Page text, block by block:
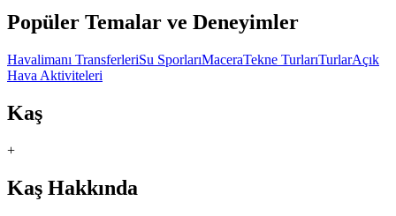
Popüler Temalar ve Deneyimler
Havalimanı TransferleriSu SporlarıMaceraTekne TurlarıTurlarAçık
Hava Aktiviteleri
Kaş
+
Kaş Hakkında